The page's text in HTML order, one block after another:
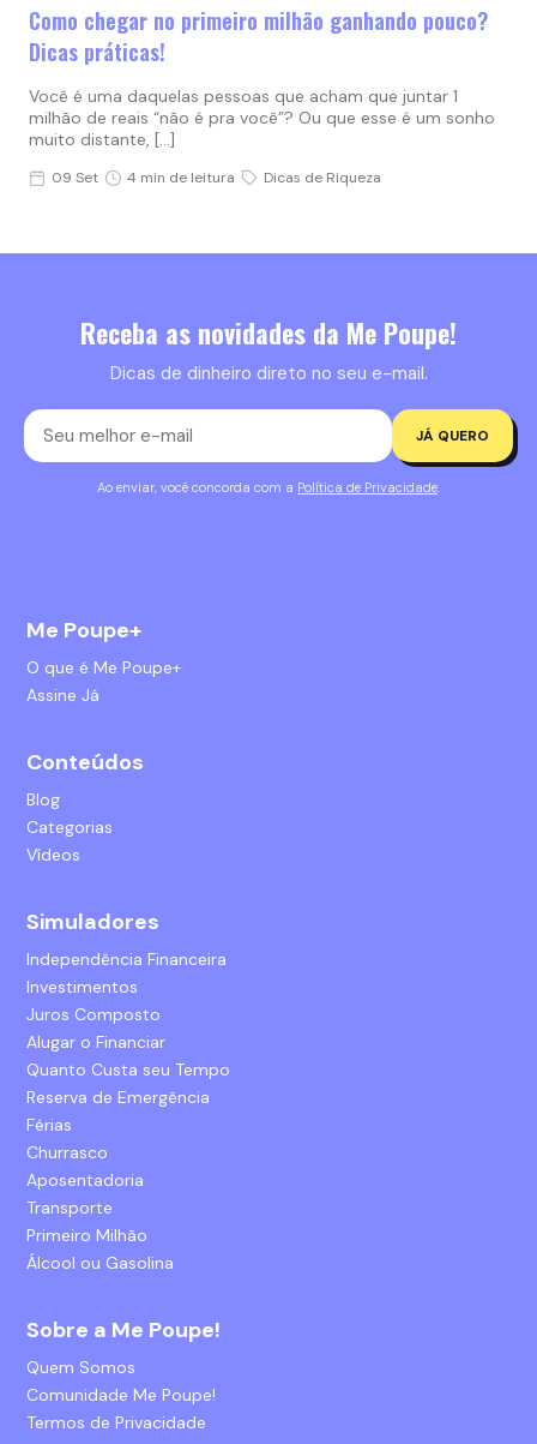
Como chegar no primeiro milhão ganhando pouco?
Dicas práticas!
Você é uma daquelas pessoas que acham que juntar 1
milhão de reais “não é pra você”? Ou que esse é um sonho
muito distante, […]
09 Set 4 min de leitura Dicas de Riqueza
Receba as novidades da Me Poupe!
Dicas de dinheiro direto no seu e-mail.
JÁ QUERO
Ao enviar, você concorda com a Política de Privacidade.
Me Poupe+
O que é Me Poupe+
Assine Já
Conteúdos
Blog
Categorias
Vídeos
Simuladores
Independência Financeira
Investimentos
Juros Composto
Alugar o Financiar
Quanto Custa seu Tempo
Reserva de Emergência
Férias
Churrasco
Aposentadoria
Transporte
Primeiro Milhão
Álcool ou Gasolina
Sobre a Me Poupe!
Quem Somos
Comunidade Me Poupe!
Termos de Privacidade